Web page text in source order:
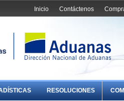
Contáctenos
Inicio
RESOLUCIONES